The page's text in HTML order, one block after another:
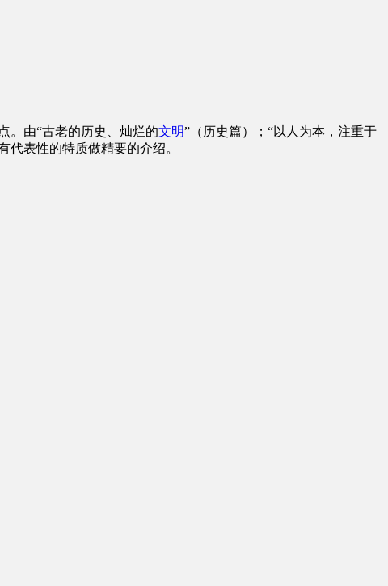
。由“古老的历史、灿烂的文明”（历史篇）；“以人为本，注重于
表性的特质做精要的介绍。